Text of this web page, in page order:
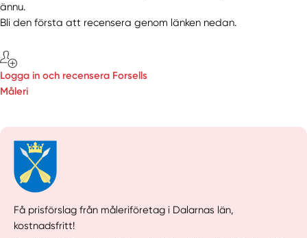
ännu.
Bli den första att recensera genom länken nedan.
Logga in och recensera Forsells
Måleri
Få prisförslag från måleriföretag i Dalarnas län,
kostnadsfritt!